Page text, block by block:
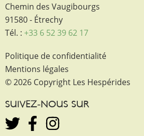
Chemin des Vaugibourgs
91580 - Étrechy
Tél. : +33 6 52 39 62 17
Politique de confidentialité
Mentions légales
© 2026 Copyright Les Hespérides
SUIVEZ-NOUS SUR